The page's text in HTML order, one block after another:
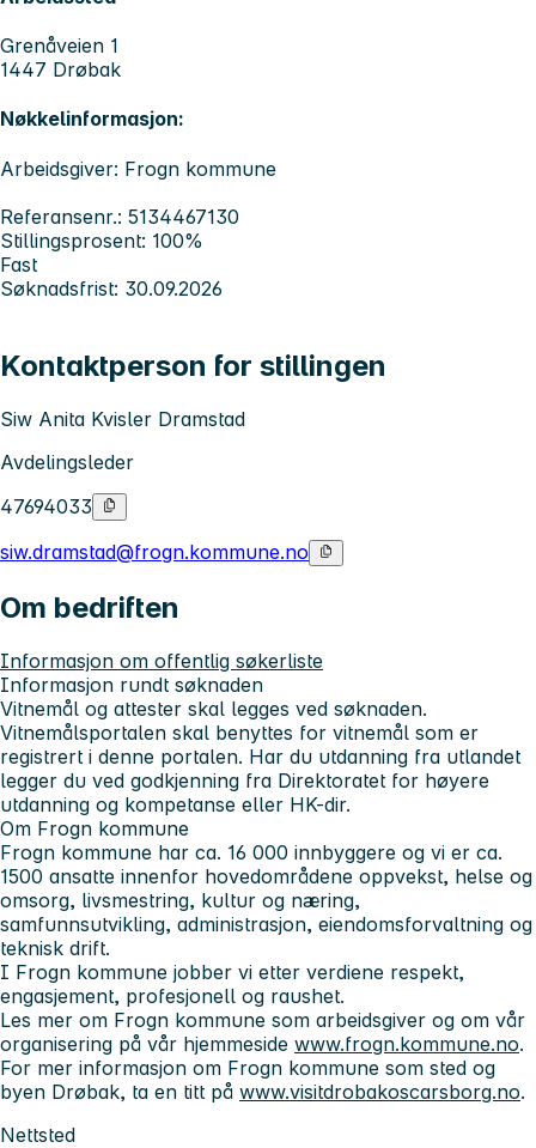
Grenåveien 1
1447 Drøbak
Nøkkelinformasjon:
Arbeidsgiver: Frogn kommune
Referansenr.: 5134467130
Stillingsprosent: 100%
Fast
Søknadsfrist: 30.09.2026
Kontaktperson for stillingen
Siw Anita Kvisler Dramstad
Avdelingsleder
47694033
siw.dramstad@frogn.kommune.no
Om bedriften
Informasjon om offentlig søkerliste
Informasjon rundt søknaden
Vitnemål og attester skal legges ved søknaden.
Vitnemålsportalen skal benyttes for vitnemål som er
registrert i denne portalen. Har du utdanning fra utlandet
legger du ved godkjenning fra Direktoratet for høyere
utdanning og kompetanse eller HK-dir.
Om Frogn kommune
Frogn kommune har ca. 16 000 innbyggere og vi er ca.
1500 ansatte innenfor hovedområdene oppvekst, helse og
omsorg, livsmestring, kultur og næring,
samfunnsutvikling, administrasjon, eiendomsforvaltning og
teknisk drift.
I Frogn kommune jobber vi etter verdiene respekt,
engasjement, profesjonell og raushet.
Les mer om Frogn kommune som arbeidsgiver og om vår
organisering på vår hjemmeside www.frogn.kommune.no.
For mer informasjon om Frogn kommune som sted og
byen Drøbak, ta en titt på www.visitdrobakoscarsborg.no.
Nettsted